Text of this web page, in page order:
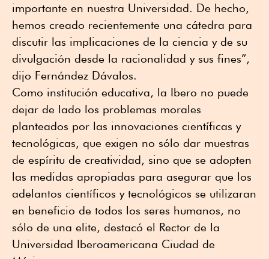
importante en nuestra Universidad. De hecho,
hemos creado recientemente una cátedra para
discutir las implicaciones de la ciencia y de su
divulgación desde la racionalidad y sus fines”,
dijo Fernández Dávalos.
Como institución educativa, la Ibero no puede
dejar de lado los problemas morales
planteados por las innovaciones científicas y
tecnológicas, que exigen no sólo dar muestras
de espíritu de creatividad, sino que se adopten
las medidas apropiadas para asegurar que los
adelantos científicos y tecnológicos se utilizaran
en beneficio de todos los seres humanos, no
sólo de una elite, destacó el Rector de la
Universidad Iberoamericana Ciudad de